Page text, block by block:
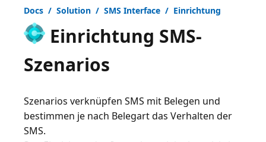
Docs / Solution / SMS Interface / Einrichtung
Einrichtung SMS-
Szenarios
Szenarios verknüpfen SMS mit Belegen und
bestimmen je nach Belegart das Verhalten der
SMS.